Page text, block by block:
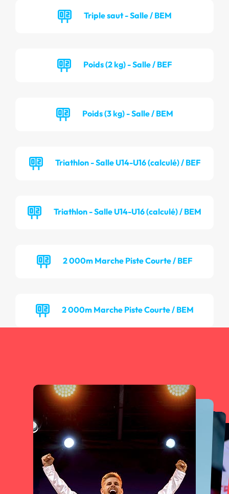
Triple saut - Salle / BEM
Poids (2 kg) - Salle / BEF
Poids (3 kg) - Salle / BEM
Triathlon - Salle U14-U16 (calculé) / BEF
Triathlon - Salle U14-U16 (calculé) / BEM
2 000m Marche Piste Courte / BEF
2 000m Marche Piste Courte / BEM